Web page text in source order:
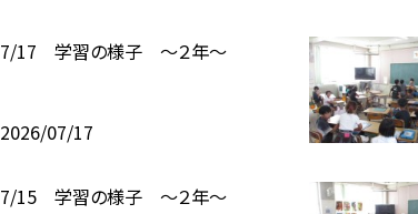
7/17 学習の様子 ～２年～
2026/07/17
7/15 学習の様子 ～２年～